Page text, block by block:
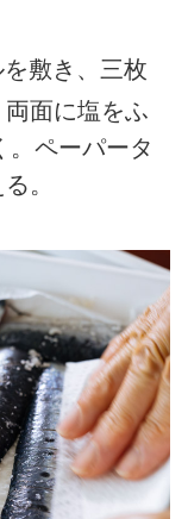
敷き、三枚
面に塩をふ
。ペーパータ
。